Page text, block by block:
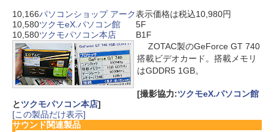
10,166パソコンショップ アーク表示価格は税込10,980円
10,580ツクモeX.パソコン館
5F
10,580ツクモパソコン本店
B1F
ZOTAC製のGeForce GT 740
搭載ビデオカード。搭載メモリ
はGDDR5 1GB。
[撮影協力:ツクモeX.パソコン館
とツクモパソコン本店]
[この製品だけ表示]
サウンド関連製品